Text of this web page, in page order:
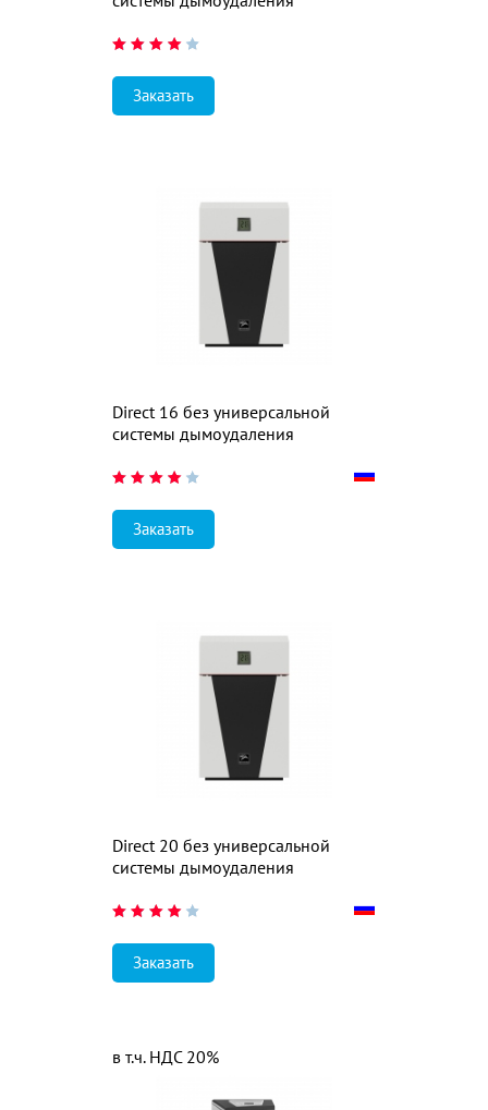
Заказать
Direct 16 без универсальной
системы дымоудаления
Заказать
Direct 20 без универсальной
системы дымоудаления
Заказать
в т.ч. НДС 20%